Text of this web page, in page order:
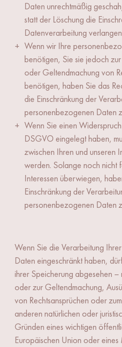
Daten unrechtmäßig
statt der Löschung die
Datenverarbeitung
Wenn wir Ihre
benötigen, Sie sie jedoch
oder Geltendmachung von
benötigen, haben Sie das
die Einschränkung der
personenbezogenen Daten
Wenn Sie einen
DSGVO eingelegt haben,
zwischen Ihren und unseren
werden. Solange noch nicht
Interessen überwiegen,
Einschränkung der
personenbezogenen Daten
Wenn Sie die Verarbeitung
Daten eingeschränkt haben,
ihrer Speicherung abgesehen –
oder zur Geltendmachung,
von Rechtsansprüchen oder
anderen natürlichen oder
Gründen eines wichtigen
Europäischen Union oder eines